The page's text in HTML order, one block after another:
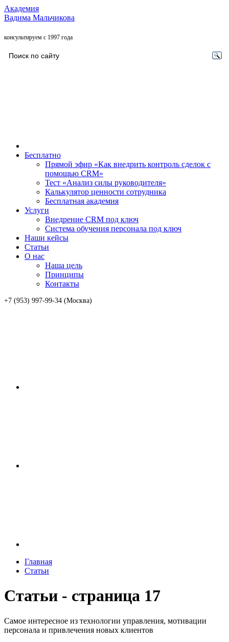
Академия
Вадима Мальчикова
консультируем с 1997 года
Бесплатно
Прямой эфир «Как внедрить контроль сделок с
помощью CRM»
Тест «Анализ силы руководителя»
Калькулятор ценности сотрудника
Бесплатная академия
Услуги
Внедрение CRM под ключ
Система обучения персонала под ключ
Наши кейсы
Статьи
О нас
Наша цель
Принципы
Контакты
+7 (953) 997-99-34 (Москва)
Главная
Статьи
Статьи - страница 17
Самое интересное из технологии управления, мотивации
персонала и привлечения новых клиентов